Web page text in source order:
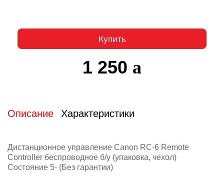
Купить
1 250
Описание Характеристики
Дистанционное управление Canon RC-6 Remote
Controller беспроводное б/у (упаковка, чехол)
Состояние 5- (Без гарантии)